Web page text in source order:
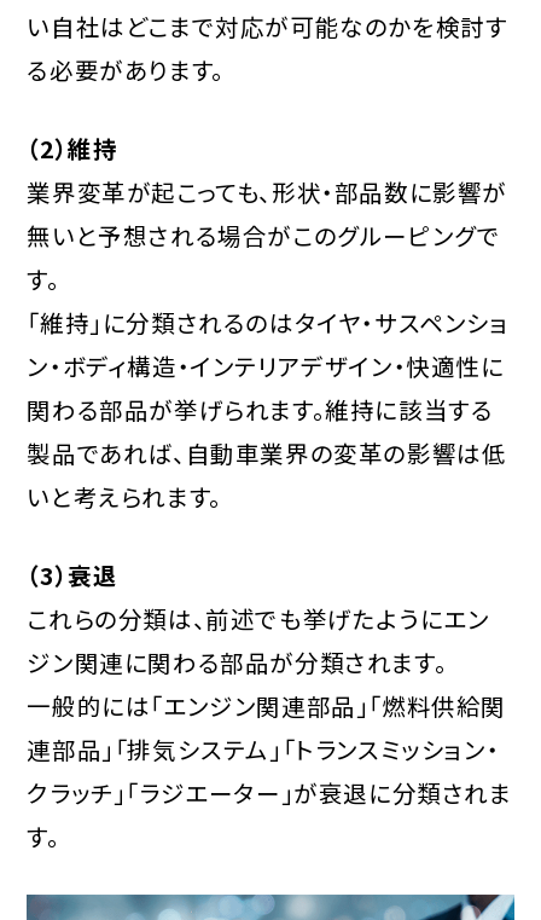
い自社はどこまで対応が可能なのかを検討す
る必要があります。
（2）維持
業界変革が起こっても、形状・部品数に影響が
無いと予想される場合がこのグルーピングで
す。
「維持」に分類されるのはタイヤ・サスペンショ
ン・ボディ構造・インテリアデザイン・快適性に
関わる部品が挙げられます。維持に該当する
製品であれば、自動車業界の変革の影響は低
いと考えられます。
（3）衰退
これらの分類は、前述でも挙げたようにエン
ジン関連に関わる部品が分類されます。
一般的には「エンジン関連部品」「燃料供給関
連部品」「排気システム」「トランスミッション・
クラッチ」「ラジエーター」が衰退に分類されま
す。